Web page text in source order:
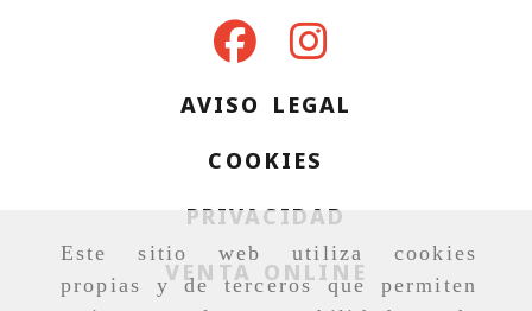
Este sitio web utiliza cookies
propias y de terceros que permiten
AVISO LEGAL
COOKIES
PRIVACIDAD
VENTA ONLINE